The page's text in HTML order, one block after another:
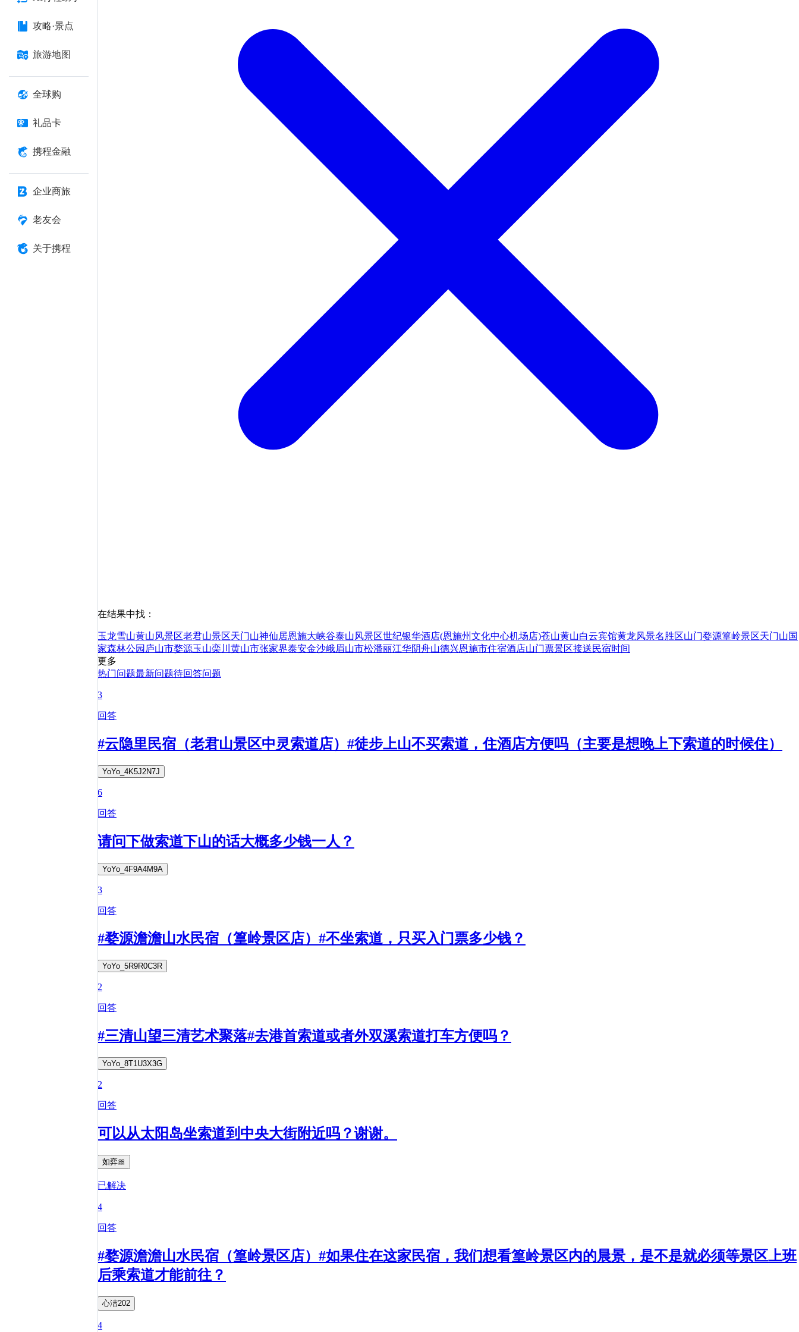
攻略·景点
旅游地图
全球购
礼品卡
携程金融
企业商旅
老友会
关于携程
在结果中找：
玉龙雪山黄山风景区老君山景区天门山神仙居恩施大峡谷泰山风景区世纪银华酒店(恩施州文化中心机场店)苍山黄山白云宾馆黄龙风景名胜区山门婺源篁岭景区天门山国
家森林公园 庐山市婺源玉山栾川 黄山市张家界泰安金沙峨眉山市松潘丽江华阴舟山德兴恩施市住宿酒店山门票景区接送民宿时间
更多
热门问题最新问题待回答问题
3
回答
#云隐里民宿（老君山景区中灵索道店）#徒步上山不买索道，住酒店方便吗（主要是想晚上下索道的时候住）
YoYo_4K5J2N7J
6
回答
请问下做索道下山的话大概多少钱一人？
YoYo_4F9A4M9A
3
回答
#婺源澹澹山水民宿（篁岭景区店）#不坐索道，只买入门票多少钱？
YoYo_5R9R0C3R
2
回答
#三清山望三清艺术聚落#去港首索道或者外双溪索道打车方便吗？
YoYo_8T1U3X3G
2
回答
可以从太阳岛坐索道到中央大街附近吗？谢谢。
如弈🎀
已解决
4
回答
#婺源澹澹山水民宿（篁岭景区店）#如果住在这家民宿，我们想看篁岭景区内的晨景，是不是就必须等景区上班
后乘索道才能前往？
心洁202
4